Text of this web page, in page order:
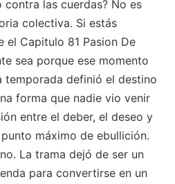
contra las cuerdas? No es
colectiva. Si estás
el Capitulo 81 Pasion De
sea porque ese momento
temporada definió el destino
forma que nadie vio venir
entre el deber, el deseo y
máximo de ebullición.
La trama dejó de ser un
para convertirse en un